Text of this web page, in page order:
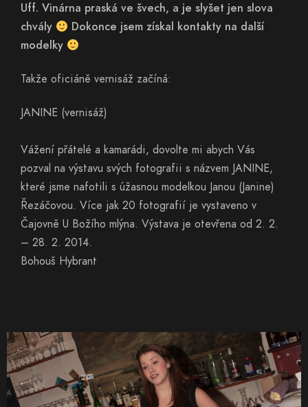
Uff. Vinárna praská ve švech, a je slyšet jen slova
chvály
Dokonce jsem získal kontakty na další
modelky
Takže oficiáně vernisáž začíná:
JANINE (vernisáž)
Vážení přátelé a kamarádi, dovolte mi abych Vás
pozval na výstavu svých fotografii s názvem JANINE,
které jsme nafotili s úžasnou modelkou Janou (Janine)
Řezáčovou. Více jak 20 fotografií je vystaveno v
Čajovně U Božího mlýna. Výstava je otevřena od 2. 2.
– 28. 2. 2014.
Bohouš Hybrant